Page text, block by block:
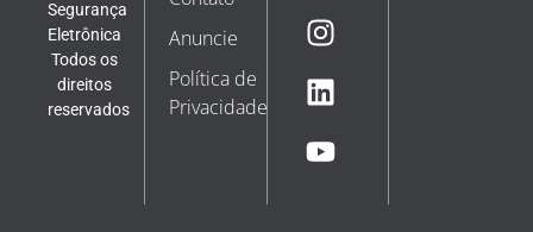
Segurança
Eletrônica
Todos os
direitos
reservados
Anuncie
Política de
Privacidade